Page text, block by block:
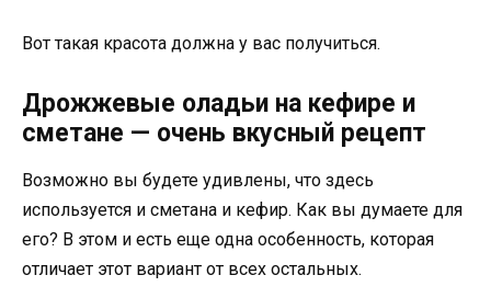
Вот такая красота должна у вас получиться.
Дрожжевые оладьи на кефире и
сметане — очень вкусный рецепт
Возможно вы будете удивлены, что здесь
используется и сметана и кефир. Как вы думаете для
его? В этом и есть еще одна особенность, которая
отличает этот вариант от всех остальных.